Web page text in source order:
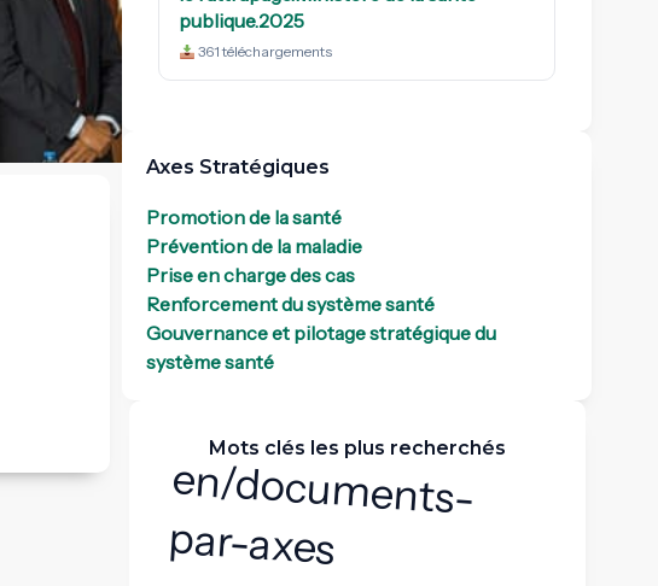
publique.2025
361 téléchargements
Axes Stratégiques
Promotion de la santé
Prévention de la maladie
Prise en charge des cas
Renforcement du système santé
Gouvernance et pilotage stratégique du
système santé
Mots clés les plus recherchés
en/docum
ents-
par-axes